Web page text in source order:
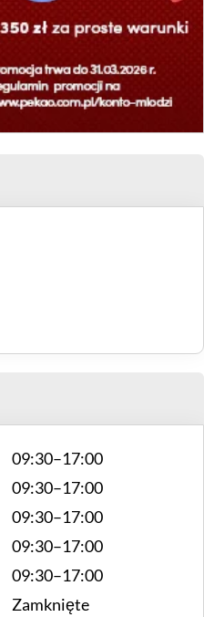
09:30–17:00
09:30–17:00
09:30–17:00
09:30–17:00
09:30–17:00
Zamknięte